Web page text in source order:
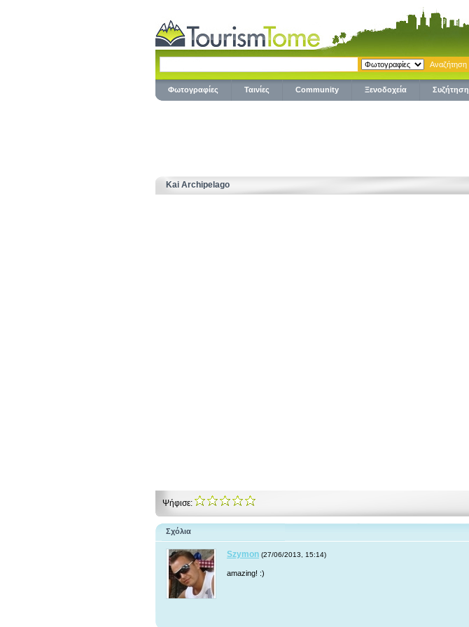
Φωτογραφίες Ταινίες Community Ξενοδοχεία Συζήτηση
Kai Archipelago
Ψήφισε:
Σχόλια
Szymon (27/06/2013, 15:14)
amazing! :)